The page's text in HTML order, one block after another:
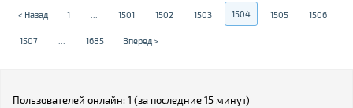
< Назад 1 1501 1502 1503 1504 1505 1506
1507 1685 Вперед >
Пользователей онлайн: 1 (за последние 15 минут)